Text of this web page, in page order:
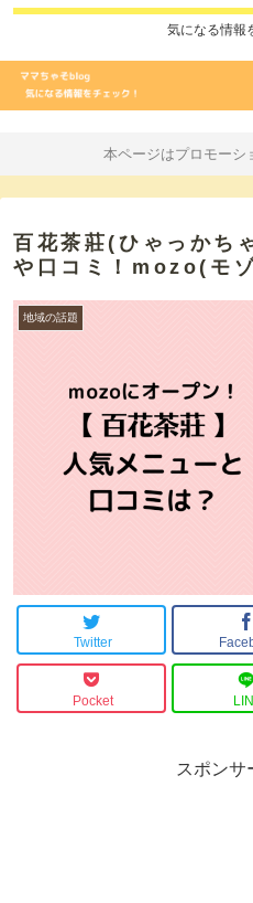
気になる情報
本ページはプロモーシ
百花茶莊(ひゃっかち
や口コミ！mozo(モ
地域の話題
Twitter
Pocket
スポンサ